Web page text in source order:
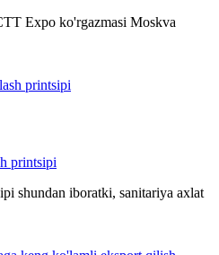
Expo ko'rgazmasi Moskva
printsipi
shundan iboratki, sanitariya axlat